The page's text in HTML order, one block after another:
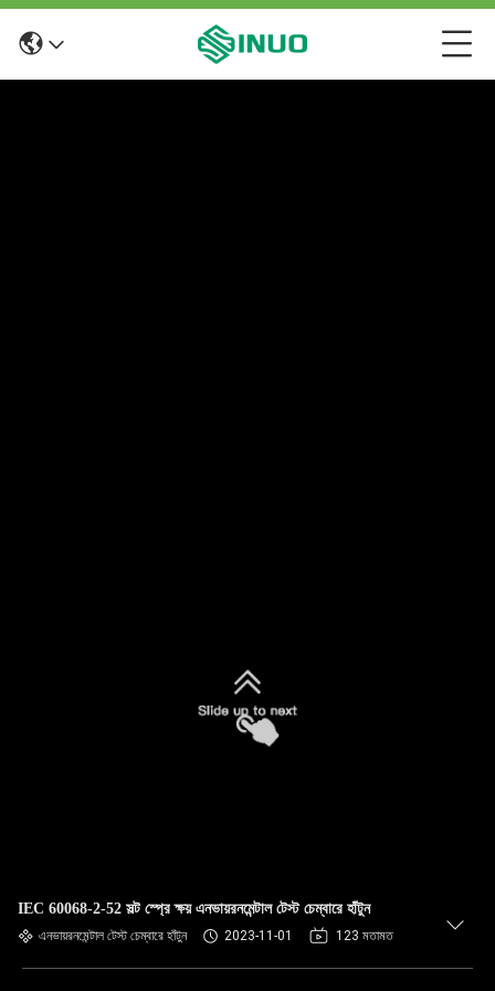
IEC 60068-2-52 সল্ট স্প্রে ক্ষয় এনভায়রনমেন্টাল টেস্ট চেম্বারে হাঁটুন
এনভায়রনমেন্টাল টেস্ট চেম্বারে হাঁটুন 2023-11-01 123 মতামত